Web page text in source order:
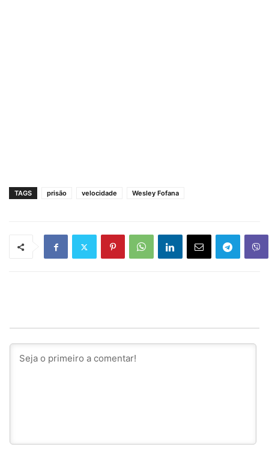
TAGS prisão velocidade Wesley Fofana